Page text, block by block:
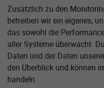
Zusätzlich zu den
betreiben wir ein eigenes,
das sowohl die
aller Systeme überwacht.
Daten und der Daten
den Überblick und können
handeln.